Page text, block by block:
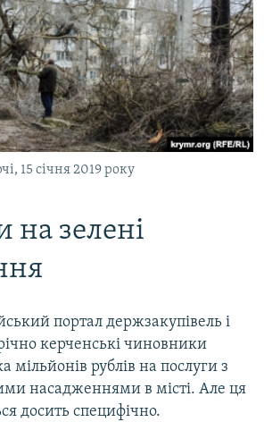
15 січня 2019 року
на зелені
портал держзакупівель і
керченські чиновники
мільйонів рублів на послуги з
насадженнями в місті. Але ця
досить специфічно.